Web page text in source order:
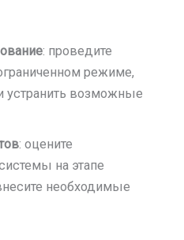
: проведите
режиме,
устранить возможные
: оцените
на этапе
необходимые